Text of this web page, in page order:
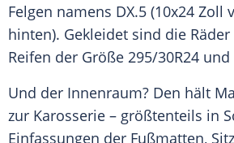
Felgen namens DX.5 (10x24 Zoll
hinten). Gekleidet sind die
Reifen der Größe 295/30R24 und
Und der Innenraum? Den hält
zur Karosserie – größtenteils in
Einfassungen der Fußmatten,